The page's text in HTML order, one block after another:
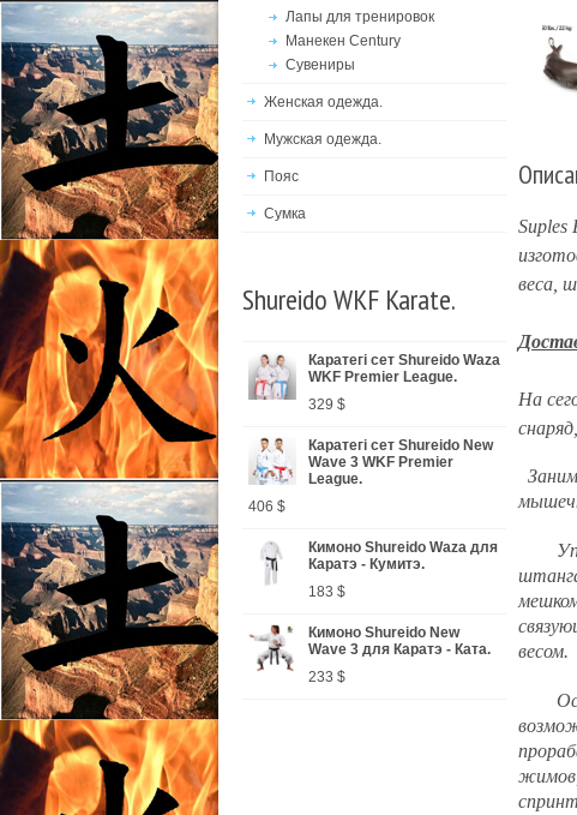
Лапы для тренировок
Манекен Century
Сувениры
Женская одежда.
Мужская одежда.
Пояс
Сумка
Shureido WKF Karate.
Каратегі сет Shureido Waza
WKF Premier League.
329 $
Каратегі сет Shureido New
Wave 3 WKF Premier
League.
406 $
Кимоно Shureido Waza для
Каратэ - Кумитэ.
183 $
Кимоно Shureido New
Wave 3 для Каратэ - Ката.
233 $
Suples
веса,
На
весом.